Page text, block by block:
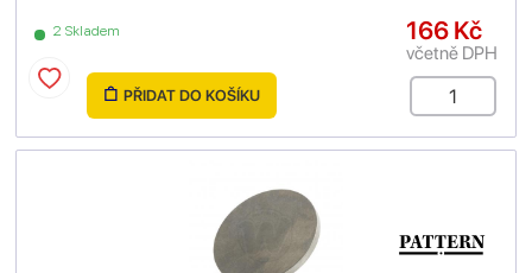
2 Skladem 166 Kč
včetně DPH
PŘIDAT DO KOŠÍKU